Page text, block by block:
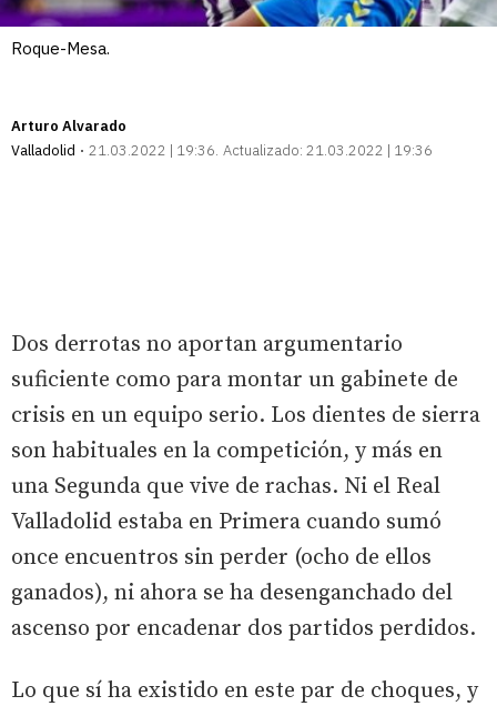
Roque-Mesa.
Arturo Alvarado
Valladolid
21.03.2022 | 19:36 Actualizado: 21.03.2022 | 19:36
Dos derrotas no aportan argumentario
suficiente como para montar un gabinete de
crisis en un equipo serio. Los dientes de sierra
son habituales en la competición, y más en
una Segunda que vive de rachas. Ni el Real
Valladolid estaba en Primera cuando sumó
once encuentros sin perder (ocho de ellos
ganados), ni ahora se ha desenganchado del
ascenso por encadenar dos partidos perdidos.
Lo que sí ha existido en este par de choques, y